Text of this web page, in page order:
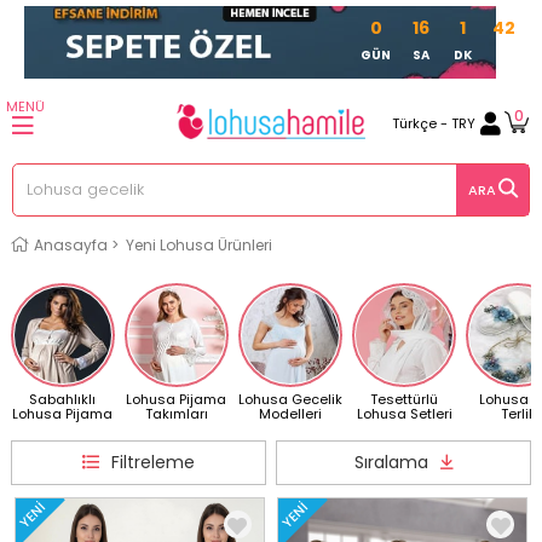
0
GÜN
16
SA
1
DK
39
0
MENÜ
Türkçe - TRY
Anasayfa > Yeni Lohusa Ürünleri
Sabahlıklı
Lohusa Pijama
Lohusa Pijama
Takımları
Lohusa Gecelik
Modelleri
Tesettürlü
Lohusa Setleri
Lohusa
Terlik
Filtreleme Sıralama
YENI YENI